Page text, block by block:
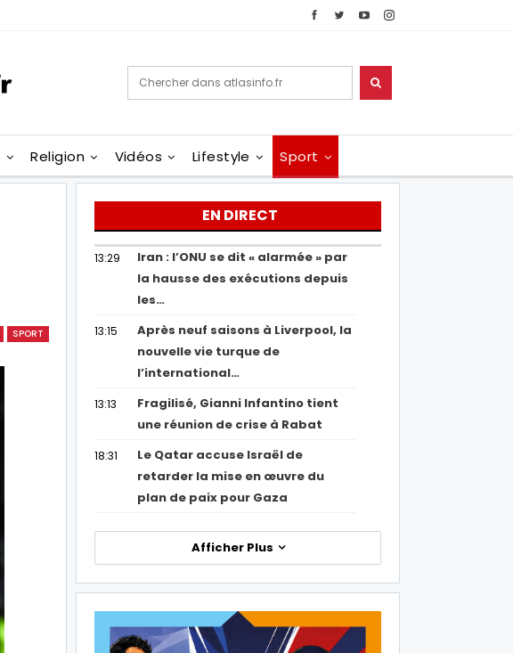
Religion Vidéos Lifestyle Sport
SPORT
EN DIRECT
13:29
Iran : l’ONU se dit « alarmée » par
la hausse des exécutions depuis
les…
13:15
Après neuf saisons à Liverpool, la
nouvelle vie turque de
l’international…
13:13
Fragilisé, Gianni Infantino tient
une réunion de crise à Rabat
18:31
Le Qatar accuse Israël de
retarder la mise en œuvre du
plan de paix pour Gaza
Afficher Plus